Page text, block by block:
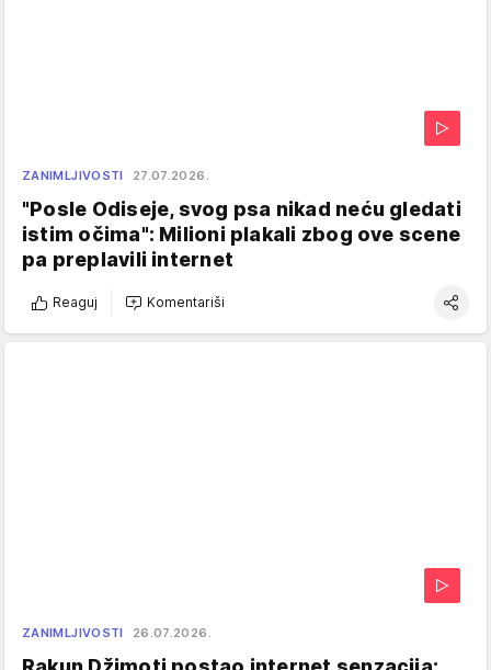
ZANIMLJIVOSTI 27.07.2026.
"Posle Odiseje, svog psa nikad neću gledati
istim očima": Milioni plakali zbog ove scene
pa preplavili internet
Reaguj Komentariši
ZANIMLJIVOSTI 26.07.2026.